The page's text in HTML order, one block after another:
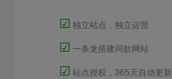
☑ 独立站点，独立运营
☑ 一条龙搭建同款网站
☑ 站点授权，365天自动更新